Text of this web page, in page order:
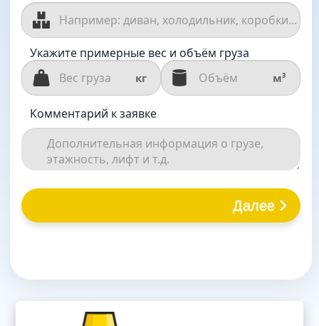
Укажите примерные вес и объём груза
кг м³
Комментарий к заявке
Далее